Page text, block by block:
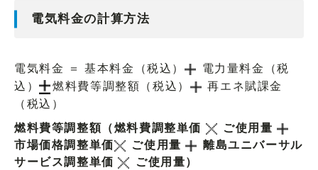
電気料金の計算方法
電気料金 ＝ 基本料金（税込）
電力量料金（税
込）
燃料費等調整額（税込）
再エネ賦課金
（税込）
燃料費等調整額（燃料費調整単価
ご使用量
市場価格調整単価
ご使用量
離島ユニバーサル
サービス調整単価
ご使用量）